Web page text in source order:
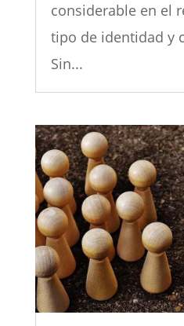
considerable en el
tipo de identidad y
Sin...